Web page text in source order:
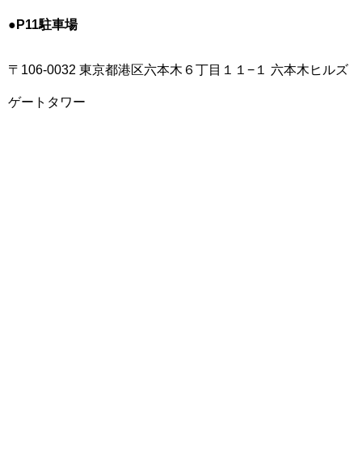
●P11駐車場
〒106-0032 東京都港区六本木６丁目１１−１ 六本木ヒルズ
ゲートタワー